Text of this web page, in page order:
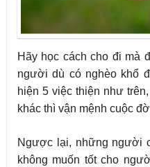
Hãy học cách cho đi mà
người dù có nghèo khổ
hiện 5 việc thiện như
khác thì vận mệnh cuộc
Ngược lại, những người
không muốn tốt cho